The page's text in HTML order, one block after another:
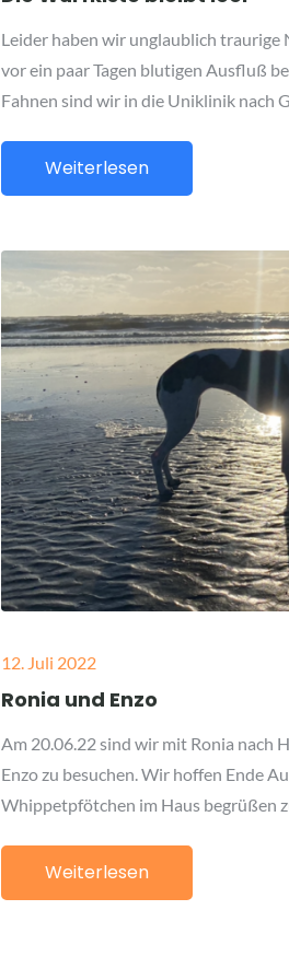
Leider haben wir unglaublich traurige
vor ein paar Tagen blutigen Ausfluß
Fahnen sind wir in die Uniklinik nach
Weiterlesen
Posted
on
12. Juli 2022
Ronia und Enzo
Am 20.06.22 sind wir mit Ronia nach
Enzo zu besuchen. Wir hoffen Ende
Whippetpfötchen im Haus begrüßen
Weiterlesen